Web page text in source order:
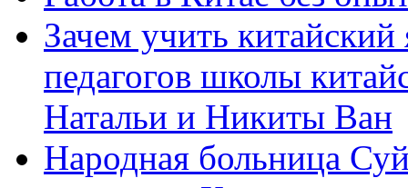
Зачем учить
педагогов школы
Натальи и Никиты Ван
Народная больница